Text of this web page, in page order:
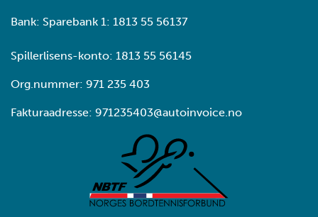
Bank: Sparebank 1: 1813 55 56137
Spillerlisens-konto: 1813 55 56145
Org.nummer: 971 235 403
Fakturaadresse: 971235403@autoinvoice.no